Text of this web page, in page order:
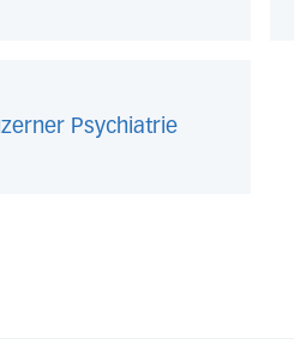
Psychiatrie